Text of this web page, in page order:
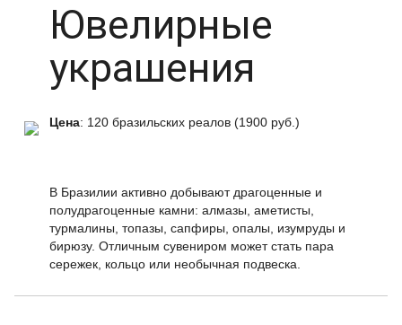
Ювелирные
украшения
Цена: 120 бразильских реалов (1900 руб.)
В Бразилии активно добывают драгоценные и
полудрагоценные камни: алмазы, аметисты,
турмалины, топазы, сапфиры, опалы, изумруды и
бирюзу. Отличным сувениром может стать пара
сережек, кольцо или необычная подвеска.